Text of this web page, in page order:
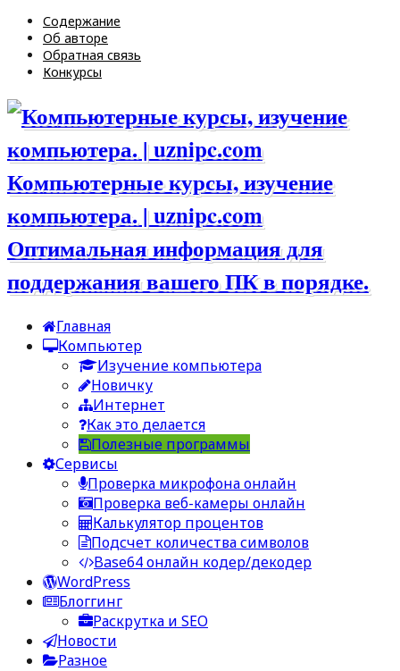
Содержание
Об авторе
Обратная связь
Конкурсы
Компьютерные курсы, изучение
компьютера. | uznipc.com
Оптимальная информация для
поддержания вашего ПК в порядке.
Главная
Компьютер
Изучение компьютера
Новичку
Интернет
Как это делается
Полезные программы
Сервисы
Проверка микрофона онлайн
Проверка веб-камеры онлайн
Калькулятор процентов
Подсчет количества символов
Base64 онлайн кодер/декодер
WordPress
Блоггинг
Раскрутка и SEO
Новости
Разное